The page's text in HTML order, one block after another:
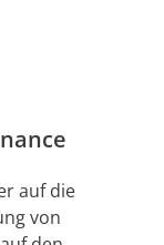
auf die
von